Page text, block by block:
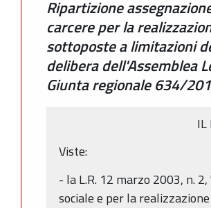
Ripartizione
carcere per la
sottoposte a limitazioni
delibera dell'Assemblea
Giunta regionale 634/
IL
Viste:
- la L.R. 12 marzo 2003, n.
sociale e per la